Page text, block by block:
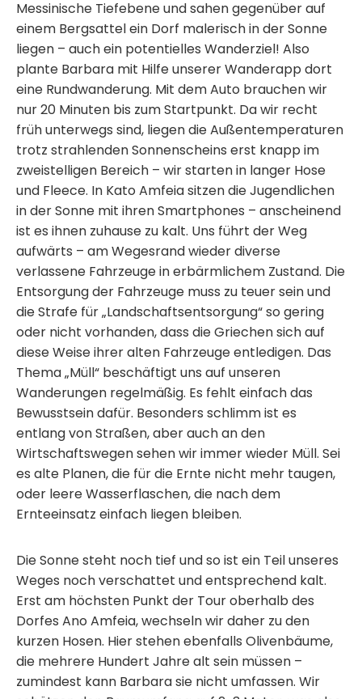
Messinische Tiefebene und sahen gegenüber auf
einem Bergsattel ein Dorf malerisch in der Sonne
liegen – auch ein potentielles Wanderziel! Also
plante Barbara mit Hilfe unserer Wanderapp dort
eine Rundwanderung. Mit dem Auto brauchen wir
nur 20 Minuten bis zum Startpunkt. Da wir recht
früh unterwegs sind, liegen die Außentemperaturen
trotz strahlenden Sonnenscheins erst knapp im
zweistelligen Bereich – wir starten in langer Hose
und Fleece. In Kato Amfeia sitzen die Jugendlichen
in der Sonne mit ihren Smartphones – anscheinend
ist es ihnen zuhause zu kalt. Uns führt der Weg
aufwärts – am Wegesrand wieder diverse
verlassene Fahrzeuge in erbärmlichem Zustand. Die
Entsorgung der Fahrzeuge muss zu teuer sein und
die Strafe für „Landschaftsentsorgung“ so gering
oder nicht vorhanden, dass die Griechen sich auf
diese Weise ihrer alten Fahrzeuge entledigen. Das
Thema „Müll“ beschäftigt uns auf unseren
Wanderungen regelmäßig. Es fehlt einfach das
Bewusstsein dafür. Besonders schlimm ist es
entlang von Straßen, aber auch an den
Wirtschaftswegen sehen wir immer wieder Müll. Sei
es alte Planen, die für die Ernte nicht mehr taugen,
oder leere Wasserflaschen, die nach dem
Ernteeinsatz einfach liegen bleiben.
Die Sonne steht noch tief und so ist ein Teil unseres
Weges noch verschattet und entsprechend kalt.
Erst am höchsten Punkt der Tour oberhalb des
Dorfes Ano Amfeia, wechseln wir daher zu den
kurzen Hosen. Hier stehen ebenfalls Olivenbäume,
die mehrere Hundert Jahre alt sein müssen –
zumindest kann Barbara sie nicht umfassen. Wir